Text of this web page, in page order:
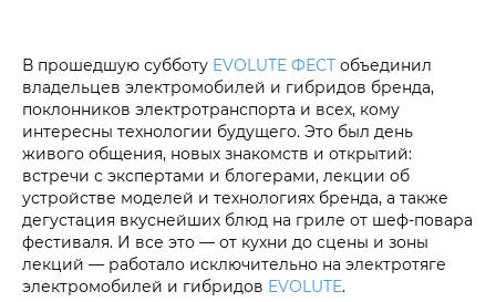
В прошедшую субботу EVOLUTE ФЕСТ объединил
владельцев электромобилей и гибридов бренда,
поклонников электротранспорта и всех, кому
интересны технологии будущего. Это был день
живого общения, новых знакомств и открытий:
встречи с экспертами и блогерами, лекции об
устройстве моделей и технологиях бренда, а также
дегустация вкуснейших блюд на гриле от шеф-повара
фестиваля. И все это — от кухни до сцены и зоны
лекций — работало исключительно на электротяге
электромобилей и гибридов EVOLUTE.